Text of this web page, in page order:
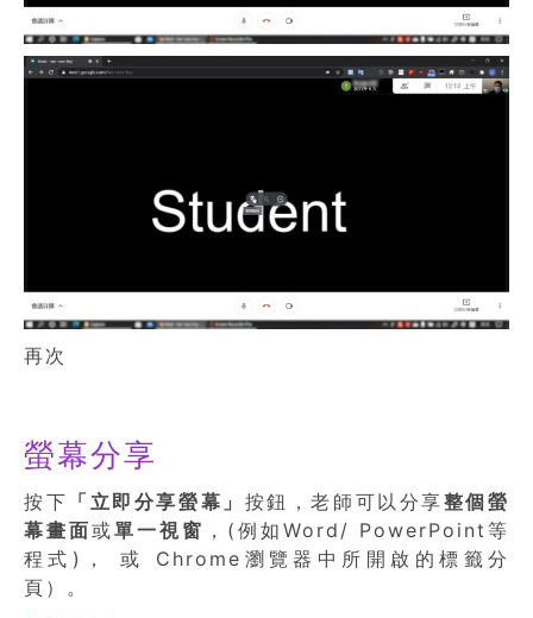
再次
螢幕分享
按下 「立即分享螢幕」 按鈕，老師可以分享整個螢
幕畫面或單一視窗 ，(例如Word/ PowerPoint等
程式)， 或 Chrome瀏覽器中所開啟的標籤分
頁）。